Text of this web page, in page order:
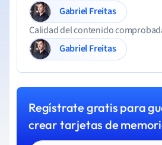
Gabriel Freitas
Calidad del contenido
Gabriel Freitas
Regístrate gratis para
crear tarjetas de